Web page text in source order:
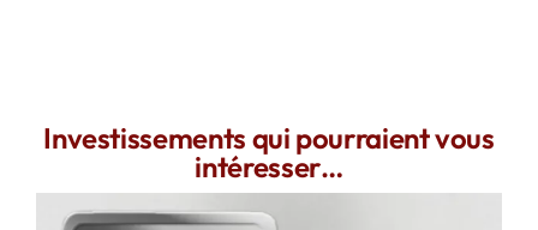
Investissements qui pourraient vous
intéresser…